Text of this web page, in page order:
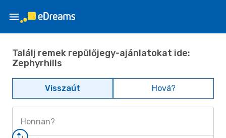
Találj remek repülőjegy-ajánlatokat ide:
Zephyrhills
Visszaút Hová?
Honnan?